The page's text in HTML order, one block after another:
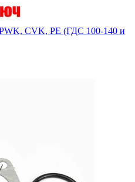
CVK, PE (ГДС 100-140 и